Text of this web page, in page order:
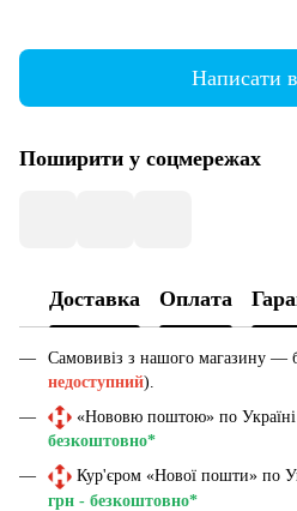
Написати
Поширити у соцмережах
Доставка Оплата
Самовивіз з нашого магазину —
недоступний).
«Нововю поштою» по
безкоштовно*
Кур'єром «Нової пошти» по
грн - безкоштовно*